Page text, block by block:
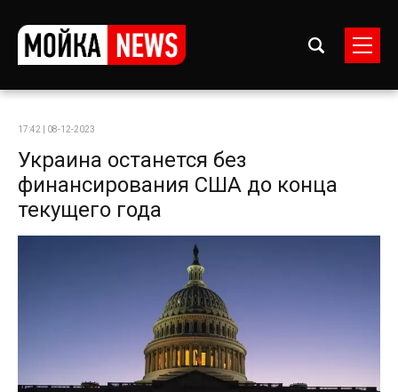
17:42 | 08-12-2023
Украина останется без
финансирования США до конца
текущего года